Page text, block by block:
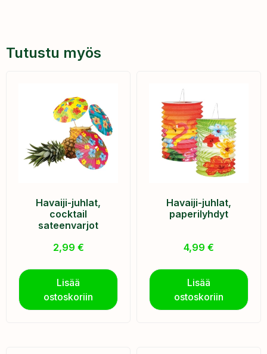
Tutustu myös
Havaiji-juhlat,
cocktail
sateenvarjot
2,99 €
Lisää
ostoskoriin
Havaiji-juhlat,
paperilyhdyt
4,99 €
Lisää
ostoskoriin